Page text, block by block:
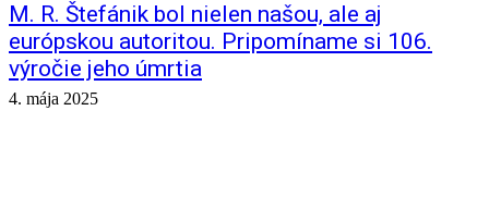
M. R. Štefánik bol nielen našou, ale aj
európskou autoritou. Pripomíname si 106.
výročie jeho úmrtia
4. mája 2025